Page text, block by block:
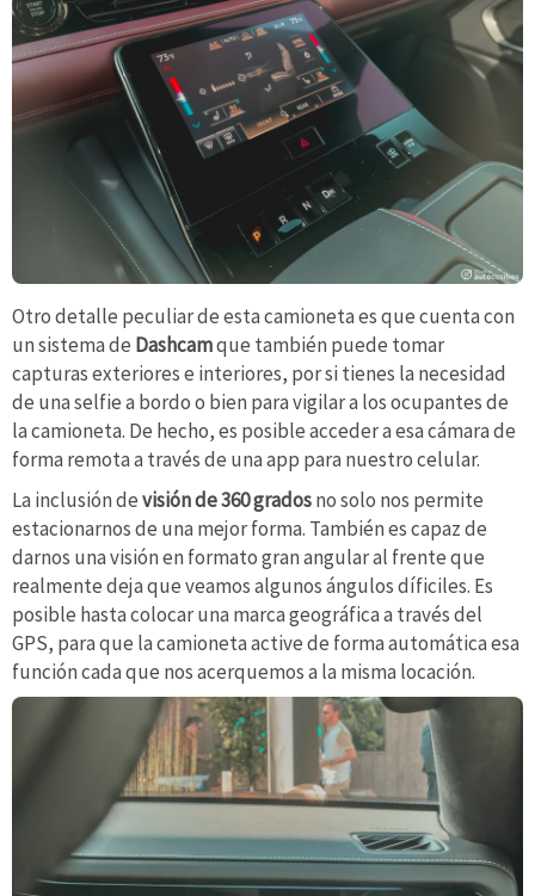
Otro detalle peculiar de esta camioneta es que cuenta con
un sistema de Dashcamque también puede tomar
capturas exteriores e interiores, por si tienes la necesidad
de una selfie a bordo o bien para vigilar a los ocupantes de
la camioneta. De hecho, es posible acceder a esa cámara de
forma remota a través de una app para nuestro celular.
La inclusión devisión de 360 gradosno solo nos permite
estacionarnos de una mejor forma. También es capaz de
darnos una visión en formato gran angular al frente que
realmente deja que veamos algunos ángulos díficiles. Es
posible hasta colocar una marca geográfica a través del
GPS, para que la camioneta active de forma automática esa
función cada que nos acerquemos a la misma locación.